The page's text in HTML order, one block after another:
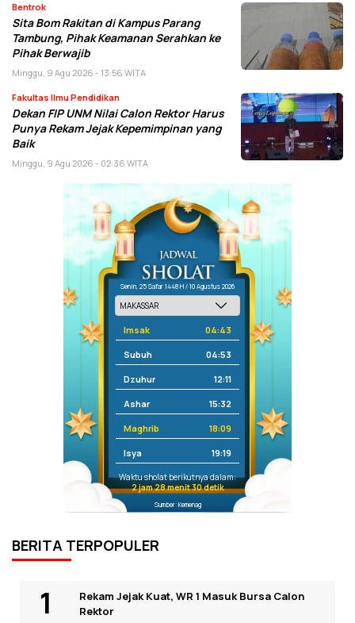
Bentrok
Sita Bom Rakitan di Kampus Parang
Tambung, Pihak Keamanan Serahkan ke
Pihak Berwajib
Minggu, 9 Agu 2026 - 13:56 WITA
Fakultas Ilmu Pendidikan
Dekan FIP UNM Nilai Calon Rektor Harus
Punya Rekam Jejak Kepemimpinan yang
Baik
Minggu, 9 Agu 2026 - 02:36 WITA
Senin, 25 Safar 1448 H / 10 Agustus 2026
Imsak 04:43
Subuh 04:53
Dzuhur 12:11
Ashar 15:32
Maghrib 18:09
Isya 19:19
Waktu sholat berikutnya dalam:
2 jam 28 menit 29 detik
Sumber: Kemenag
BERITA TERPOPULER
Rekam Jejak Kuat, WR 1 Masuk Bursa Calon
Rektor